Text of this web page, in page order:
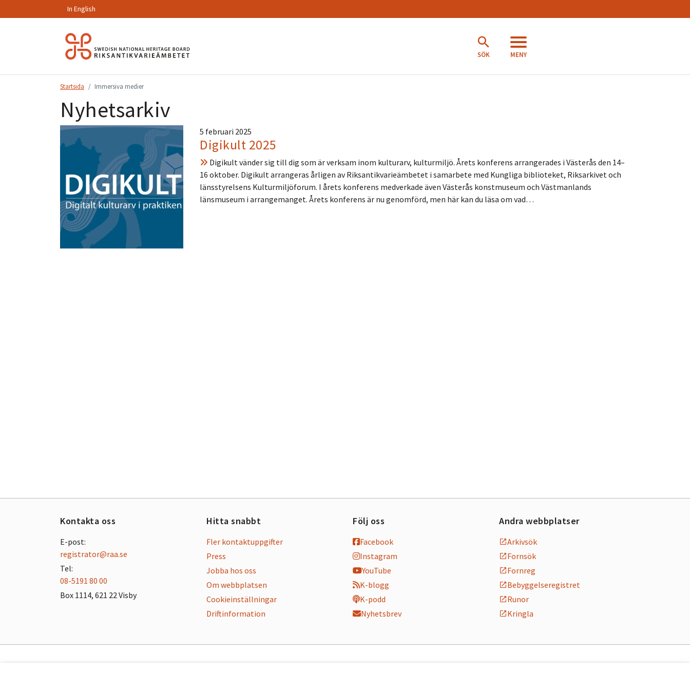
In English
SÖK MENY
Startsida Immersiva medier
Nyhetsarkiv
5 februari 2025
Digikult 2025
Digikult vänder sig till dig som är verksam inom kulturarv, kulturmiljö. Årets konferens arrangerades i Västerås den 14–
16 oktober. Digikult arrangeras årligen av Riksantikvarieämbetet i samarbete med Kungliga biblioteket, Riksarkivet och
länsstyrelsens Kulturmiljöforum. I årets konferens medverkade även Västerås konstmuseum och Västmanlands
länsmuseum i arrangemanget. Årets konferens är nu genomförd, men här kan du läsa om vad…
Kontakta oss
E-post:
registrator@raa.se
Tel:
08-5191 80 00
Box 1114, 621 22 Visby
Hitta snabbt
Fler kontaktuppgifter
Press
Jobba hos oss
Om webbplatsen
Cookieinställningar
Driftinformation
Följ oss
Facebook
Instagram
YouTube
K-blogg
K-podd
Nyhetsbrev
Andra webbplatser
Arkivsök
Fornsök
Fornreg
Bebyggelseregistret
Runor
Kringla